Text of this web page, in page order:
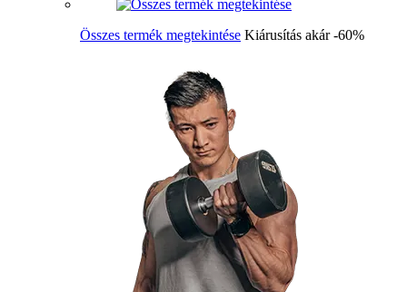
Összes termék megtekintése Kiárusítás akár -60%